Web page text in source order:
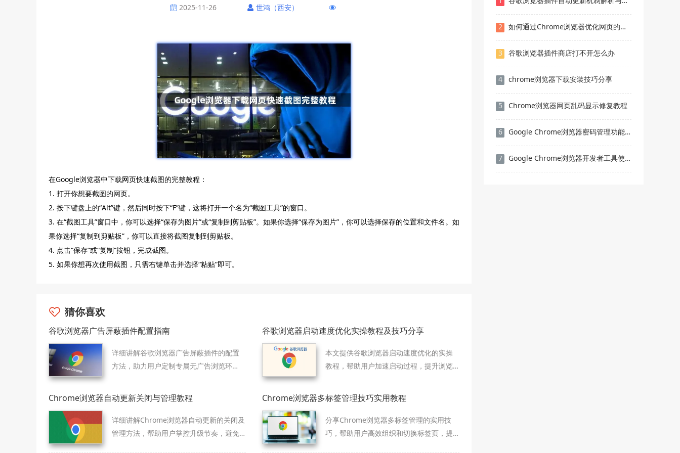
2025-11-26 世鸿（西安）
在Google浏览器中下载网页快速截图的完整教程：
1. 打开你想要截图的网页。
2. 按下键盘上的“Alt”键，然后同时按下“F”键，这将打开一个名为“截图工具”的窗口。
3. 在“截图工具”窗口中，你可以选择“保存为图片”或“复制到剪贴板”。如果你选择“保存为图片”，你可以选择保存的位置和文件名。如
果你选择“复制到剪贴板”，你可以直接将截图复制到剪贴板。
4. 点击“保存”或“复制”按钮，完成截图。
5. 如果你想再次使用截图，只需右键单击并选择“粘贴”即可。
猜你喜欢
谷歌浏览器广告屏蔽插件配置指南
详细讲解谷歌浏览器广告屏蔽插件的配置
方法，助力用户定制专属无广告浏览环
谷歌浏览器启动速度优化实操教程及技巧分享
本文提供谷歌浏览器启动速度优化的实操
教程，帮助用户加速启动过程，提升浏览
Chrome浏览器自动更新关闭与管理教程
详细讲解Chrome浏览器自动更新的关闭及
管理方法，帮助用户掌控升级节奏，避免
Chrome浏览器多标签管理技巧实用教程
分享Chrome浏览器多标签管理的实用技
巧，帮助用户高效组织和切换标签页，提
2 如何通过Chrome浏览器优化网页的加载顺序
3 谷歌浏览器插件商店打不开怎么办
4 chrome浏览器下载安装技巧分享
5 Chrome浏览器网页乱码显示修复教程
6 Google Chrome浏览器密码管理功能安全实测
7 Google Chrome浏览器开发者工具使用方法